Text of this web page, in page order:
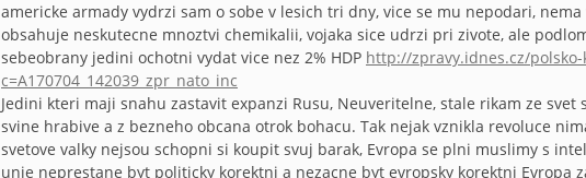
americke armady vydrzi sam o sobe v lesich tri dny, vice se mu nepodari,
obsahuje neskutecne mnoztvi chemikalii, vojaka sice udrzi pri zivote, ale
sebeobrany jedini ochotni vydat vice nez 2% HDP http://zpravy.idnes.cz/
c=A170704_142039_zpr_nato_inc
Jedini kteri maji snahu zastavit expanzi Rusu, Neuveritelne, stale rikam ze
svine hrabive a z bezneho obcana otrok bohacu. Tak nejak vznikla revoluce
svetove valky nejsou schopni si koupit svuj barak, Evropa se plni muslimy s
unie neprestane byt politicky korektni a nezacne byt evropsky korektni Evropa